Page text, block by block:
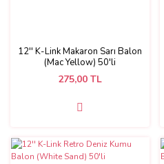
12'' K-Link Makaron Sarı Balon
(Mac Yellow) 50'li
275,00 TL